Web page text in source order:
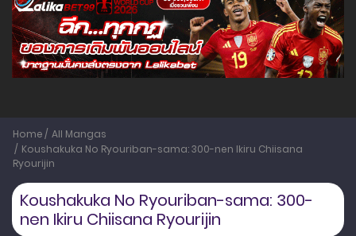
Home
All Mangas
Koushakuka No Ryouriban-sama: 300-nen Ikiru Chiisana
Ryourijin
Koushakuka No Ryouriban-sama: 300-
nen Ikiru Chiisana Ryourijin